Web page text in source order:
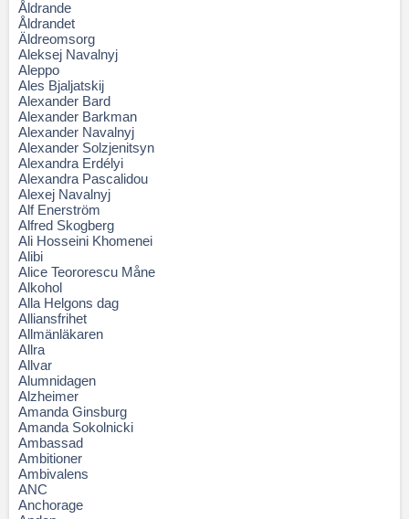
Åldrande
Åldrandet
Äldreomsorg
Aleksej Navalnyj
Aleppo
Ales Bjaljatskij
Alexander Bard
Alexander Barkman
Alexander Navalnyj
Alexander Solzjenitsyn
Alexandra Erdélyi
Alexandra Pascalidou
Alexej Navalnyj
Alf Enerström
Alfred Skogberg
Ali Hosseini Khomenei
Alibi
Alice Teororescu Måne
Alkohol
Alla Helgons dag
Alliansfrihet
Allmänläkaren
Allra
Allvar
Alumnidagen
Alzheimer
Amanda Ginsburg
Amanda Sokolnicki
Ambassad
Ambitioner
Ambivalens
ANC
Anchorage